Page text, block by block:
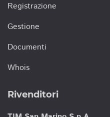
Registrazione
Gestione
Documenti
Whois
Rivenditori